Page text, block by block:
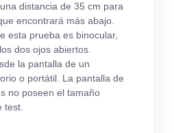
distancia de 35 cm para
encontrará más abajo.
esta prueba es binocular,
dos ojos abiertos.
la pantalla de un
o portátil. La pantalla de
no poseen el tamaño
test.